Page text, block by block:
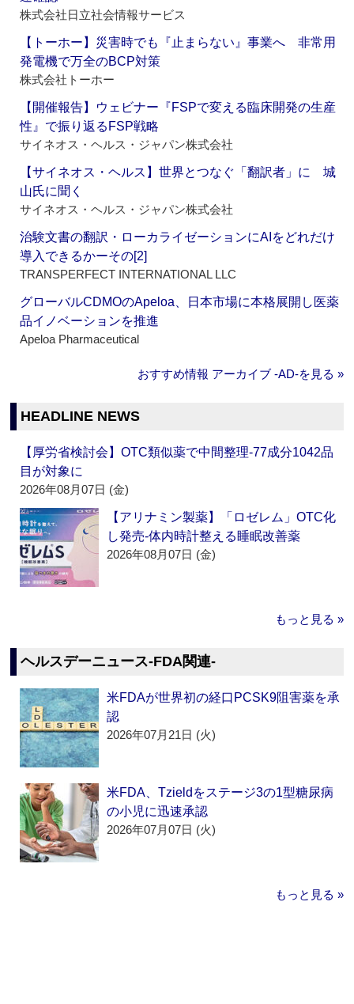
株式会社日立社会情報サービス
【トーホー】災害時でも『止まらない』事業へ 非常用
発電機で万全のBCP対策
株式会社トーホー
【開催報告】ウェビナー『FSPで変える臨床開発の生産
性』で振り返るFSP戦略
サイネオス・ヘルス・ジャパン株式会社
【サイネオス・ヘルス】世界とつなぐ「翻訳者」に 城
山氏に聞く
サイネオス・ヘルス・ジャパン株式会社
治験文書の翻訳・ローカライゼーションにAIをどれだけ
導入できるかーその[2]
TRANSPERFECT INTERNATIONAL LLC
グローバルCDMOのApeloa、日本市場に本格展開し医薬
品イノベーションを推進
Apeloa Pharmaceutical
おすすめ情報 アーカイブ ‐AD‐を見る »
HEADLINE NEWS
【厚労省検討会】OTC類似薬で中間整理‐77成分1042品
目が対象に
2026年08月07日 (金)
【アリナミン製薬】「ロゼレム」OTC化
し発売‐体内時計整える睡眠改善薬
2026年08月07日 (金)
もっと見る »
ヘルスデーニュース‐FDA関連‐
米FDAが世界初の経口PCSK9阻害薬を承
認
2026年07月21日 (火)
米FDA、Tzieldをステージ3の1型糖尿病
の小児に迅速承認
2026年07月07日 (火)
もっと見る »